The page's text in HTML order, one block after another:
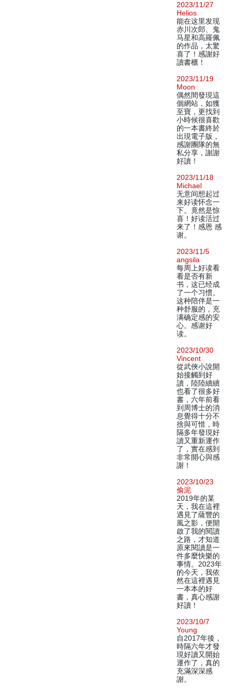
2023/11/27
Helios
能在这里发现
赤川次郎、鬼
马星和高羅佩
的作品，太驚
喜了！感謝好
讀書櫃！
2023/11/19
Moon
偶然間發現這
個網站，如獲
至寶，更找到
小時候很喜歡
的一本書終於
出現電子版，
感謝團隊的無
私分享，謝謝
好讀！
2023/11/18
Michael
无意间想起过
来好读怀念一
下。竟然是惊
喜！好读活过
来了！感恩 感
谢。
2023/11/5
angsila
每周上好读看
看是否有新
书，这已经成
了一个习惯。
这种陪伴是一
种舒服的，充
满确定感的安
心。感谢好
读。
2023/10/30
Vincent
從武俠小說開
始接觸到好
讀，陸陸續續
也看了很多好
書，六年前看
到周博士的消
息覺得十分不
捨與可惜，時
隔多年發現好
讀又重新運作
了，實在感到
非常開心與感
謝！
2023/10/23
偷泥
2019年的某
天，我在這裡
遇見了薩豐的
風之影，便開
啟了我的閱讀
之路，才知道
原來閱讀是一
件多麼快樂的
事情。2023年
的今天，我依
然在這裡遇見
一本本的好
書，真心感謝
好讀！
2023/10/7
Young
自2017年後，
時隔六年才發
現好讀又開始
運作了，真的
充滿深深感
謝。